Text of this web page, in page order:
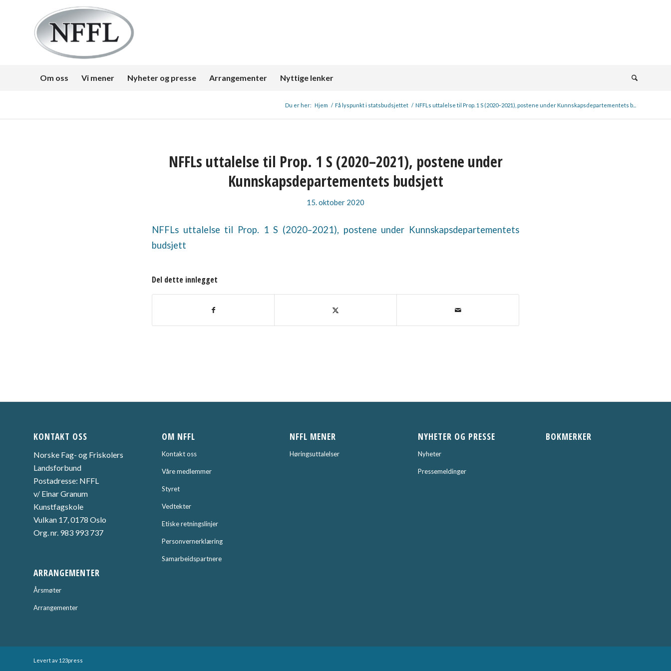
Om oss Vi mener Nyheter og presse Arrangementer Nyttige lenker
Du er her: Hjem / Få lyspunkt i statsbudsjettet / NFFLs uttalelse til Prop. 1 S (2020–2021), postene under Kunnskapsdepartementets b...
NFFLs uttalelse til Prop. 1 S (2020–2021), postene under
Kunnskapsdepartementets budsjett
15. oktober 2020
NFFLs uttalelse til Prop. 1 S (2020–2021), postene under Kunnskapsdepartementets
budsjett
Del dette innlegget
KONTAKT OSS
Norske Fag- og Friskolers
Landsforbund
Postadresse: NFFL
v/ Einar Granum
Kunstfagskole
Vulkan 17, 0178 Oslo
Org. nr. 983 993 737
ARRANGEMENTER
Årsmøter
Arrangementer
OM NFFL
Kontakt oss
Våre medlemmer
Styret
Vedtekter
Etiske retningslinjer
Personvernerklæring
Samarbeidspartnere
NFFL MENER
Høringsuttalelser
NYHETER OG PRESSE
Nyheter
Pressemeldinger
BOKMERKER
Levert av 123press